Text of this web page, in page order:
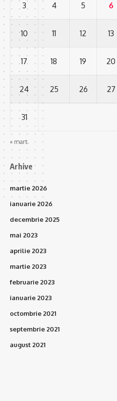
3 4 5 6
10 11 12 13
17 18 19 20
24 25 26 27
31
« mart.
Arhive
martie 2026
ianuarie 2026
decembrie 2025
mai 2023
aprilie 2023
martie 2023
februarie 2023
ianuarie 2023
octombrie 2021
septembrie 2021
august 2021